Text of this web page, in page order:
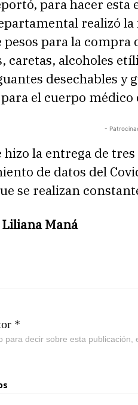
para hacer esta
realizó
para la compra
caretas, alcoholes
desechables y
el cuerpo médico
-
hizo la entrega de
de datos del
se realizan
Maná
*
para decir sobre esta